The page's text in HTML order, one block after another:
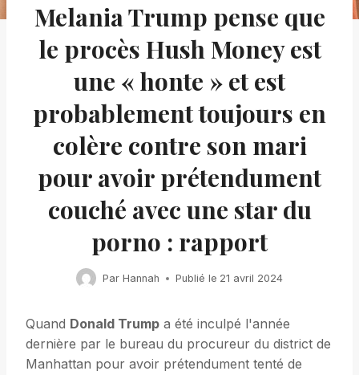
Melania Trump pense que
le procès Hush Money est
une « honte » et est
probablement toujours en
colère contre son mari
pour avoir prétendument
couché avec une star du
porno : rapport
Par Hannah Publié le 21 avril 2024
Quand Donald Trump a été inculpé l'année
dernière par le bureau du procureur du district de
Manhattan pour avoir prétendument tenté de